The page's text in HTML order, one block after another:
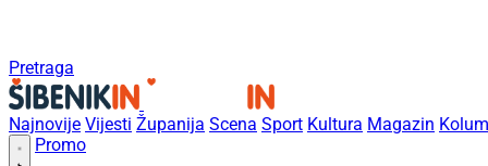
Pretraga
Najnovije Vijesti Županija Scena Sport Kultura Magazin
Promo